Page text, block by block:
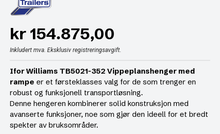
kr 154.875,00
Inkludert mva. Eksklusiv registreringsavgift.
Ifor Williams TB5021-352 Vippeplanshenger med
rampe er et førsteklasses valg for de som trenger en
robust og funksjonell transportløsning.
Denne hengeren kombinerer solid konstruksjon med
avanserte funksjoner, noe som gjør den ideell for et bredt
spekter av bruksområder.